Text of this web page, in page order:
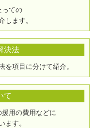
っての
します。
決法
を項目に分けて紹介。
て
用の費用などに
ます。